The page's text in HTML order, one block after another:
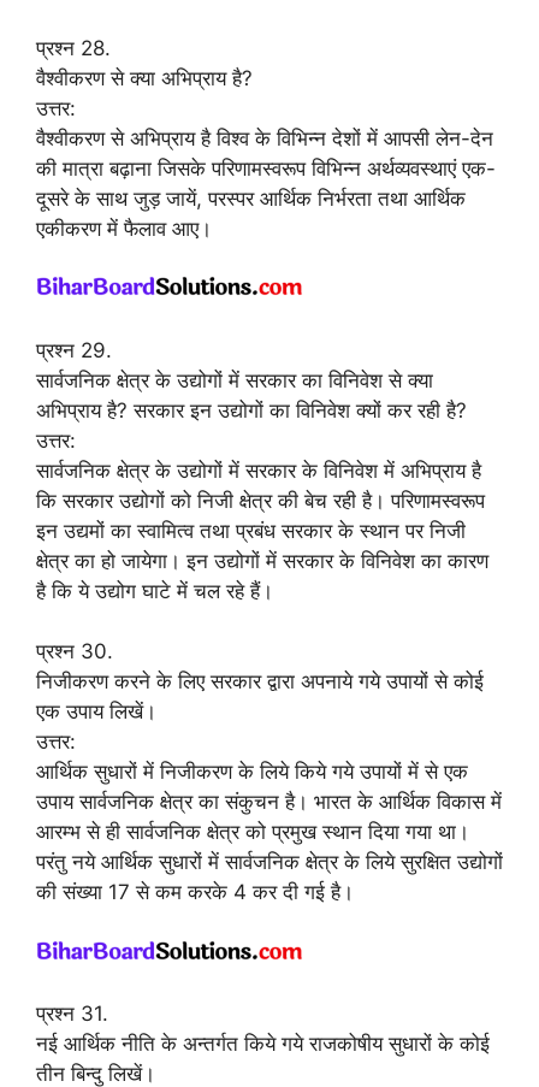
प्रश्न 28.
वैश्वीकरण से क्या अभिप्राय है?
उत्तर:
वैश्वीकरण से अभिप्राय है विश्व के विभिन्न देशों में आपसी लेन-देन
की मात्रा बढ़ाना जिसके परिणामस्वरूप विभिन्न अर्थव्यवस्थाएं एक-
दूसरे के साथ जुड़ जायें, परस्पर आर्थिक निर्भरता तथा आर्थिक
एकीकरण में फैलाव आए।
प्रश्न 29.
सार्वजनिक क्षेत्र के उद्योगों में सरकार का विनिवेश से क्या
अभिप्राय है? सरकार इन उद्योगों का विनिवेश क्यों कर रही है?
उत्तर:
सार्वजनिक क्षेत्र के उद्योगों में सरकार के विनिवेश में अभिप्राय है
कि सरकार उद्योगों को निजी क्षेत्र की बेच रही है। परिणामस्वरूप
इन उद्यमों का स्वामित्व तथा प्रबंध सरकार के स्थान पर निजी
क्षेत्र का हो जायेगा। इन उद्योगों में सरकार के विनिवेश का कारण
है कि ये उद्योग घाटे में चल रहे हैं।
प्रश्न 30.
निजीकरण करने के लिए सरकार द्वारा अपनाये गये उपायों से कोई
एक उपाय लिखें।
उत्तर:
आर्थिक सुधारों में निजीकरण के लिये किये गये उपायों में से एक
उपाय सार्वजनिक क्षेत्र का संकुचन है। भारत के आर्थिक विकास में
आरम्भ से ही सार्वजनिक क्षेत्र को प्रमुख स्थान दिया गया था।
परंतु नये आर्थिक सुधारों में सार्वजनिक क्षेत्र के लिये सुरक्षित उद्योगों
की संख्या 17 से कम करके 4 कर दी गई है।
प्रश्न 31.
नई आर्थिक नीति के अन्तर्गत किये गये राजकोषीय सुधारों के कोई
तीन बिन्दु लिखें।